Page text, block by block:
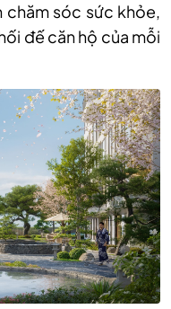
chăm sóc sức khỏe,
đế căn hộ của mỗi